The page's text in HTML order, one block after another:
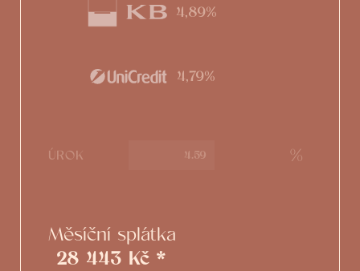
4,89%
4,79%
ÚROK %
Měsíční splátka
28 443 Kč *